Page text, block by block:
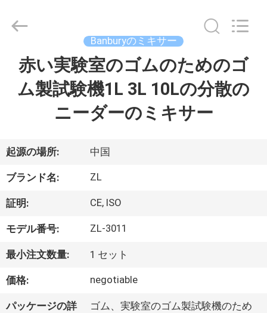
ダ
ク
ト
ビ
オ
Dongguan
Zhongli
Reserved.
Banburyのミキサー
赤い実験室のゴムのためのゴ
ム製試験機1L 3L 10Lの分散の
ニーダーのミキサー
起源の場所: 中国
ブランド名: ZL
証明: CE, ISO
モデル番号: ZL-3011
最小注文数量: 1 セット
価格: negotiable
パッケージの詳
ゴム、実験室のゴム製試験機のため